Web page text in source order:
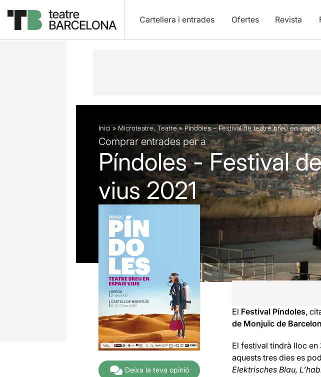
Cartellera i entrades Ofertes Revista
Descripció Fitxa artística Fotos i vídeos
Inici » Microteatre, Teatre»Píndoles – Festival de teatre breu en
Comprar entrades per a
Píndoles - Festival
vius 2021
Deixa la teva opinió
El Festival Píndoles,
de Monjuïc de
El festival tindrà lloc en
aquests tres dies es
Elektrisches Blau,